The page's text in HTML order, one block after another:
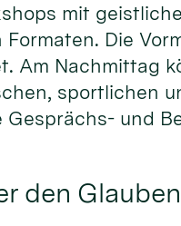
mit
Die
Am Nachmittag
sportlichen
Gesprächs- und
den Glauben